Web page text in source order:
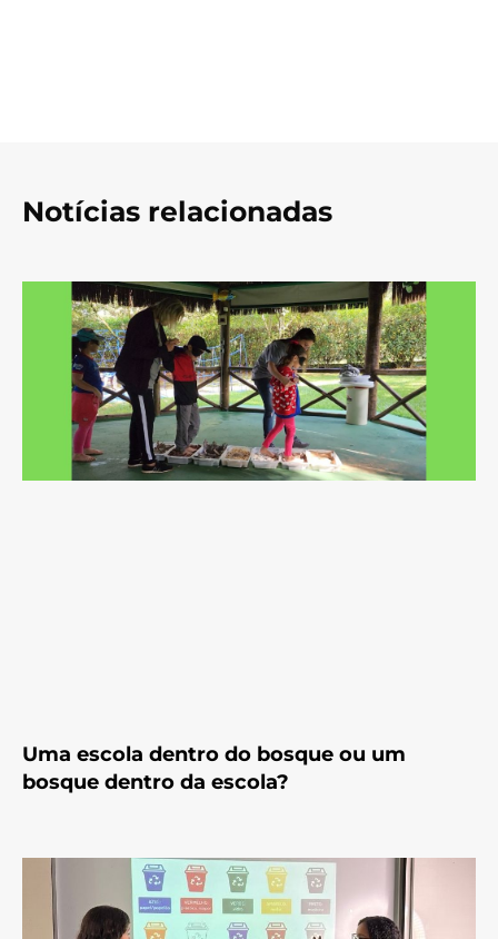
Notícias relacionadas
Uma escola dentro do bosque ou um
bosque dentro da escola?